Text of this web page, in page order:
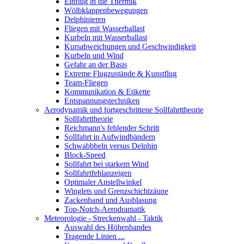
Wölbklappenbewegungen
Delphinieren
Fliegen mit Wasserballast
Kurbeln mit Wasserballast
Kursabweichungen und Geschwindigkeit
Kurbeln und Wind
Gefahr an der Basis
Extreme Flugzustände & Kunstflug
Team-Fliegen
Kommunikation & Etikette
Entspannungstechniken
Aerodynamik und fortgeschrittene Sollfahrttheorie
Sollfahrttheorie
Reichmann's fehlender Schritt
Sollfahrt in Aufwindbändern
Schwabbbeln versus Delphin
Block-Speed
Sollfahrt bei starkem Wind
Sollfahrtfehlanzeigen
Optimaler Anstellwinkel
Winglets und Grenzschichtzäune
Zackenband und Ausblasung
Top-Notch-Aerodramatik
Meteorologie - Streckenwahl - Taktik
Auswahl des Höhenbandes
Tragende Linien ...